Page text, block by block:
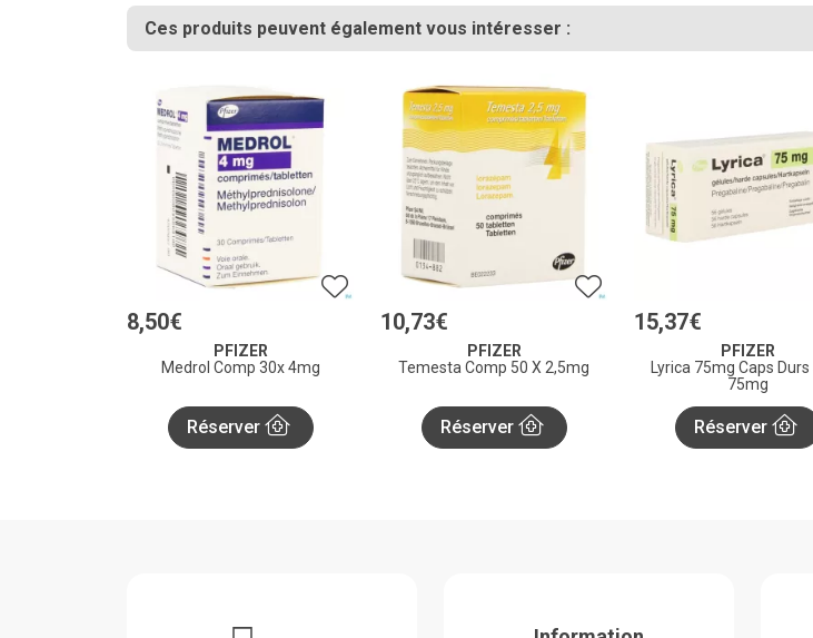
Ces produits peuvent également vous intéresser :
8,50€
PFIZER
Medrol Comp 30x 4mg
Réserver
10,73€
PFIZER
Temesta Comp 50 X 2,5mg
Réserver
15,37€
PFIZER
Lyrica 75mg Caps Durs
75mg
Réserver